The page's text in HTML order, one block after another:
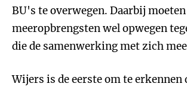
BU's te overwegen. Daarbij moeten
meeropbrengsten wel opwegen
die de samenwerking met zich
Wijers is de eerste om te